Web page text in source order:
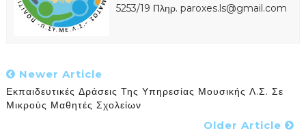
5253/19 Πληρ. paroxes.ls@gmail.com
Newer Article
Εκπαιδευτικές Δράσεις Της Υπηρεσίας Μουσικής Λ.Σ. Σε
Μικρούς Μαθητές Σχολείων
Older Article